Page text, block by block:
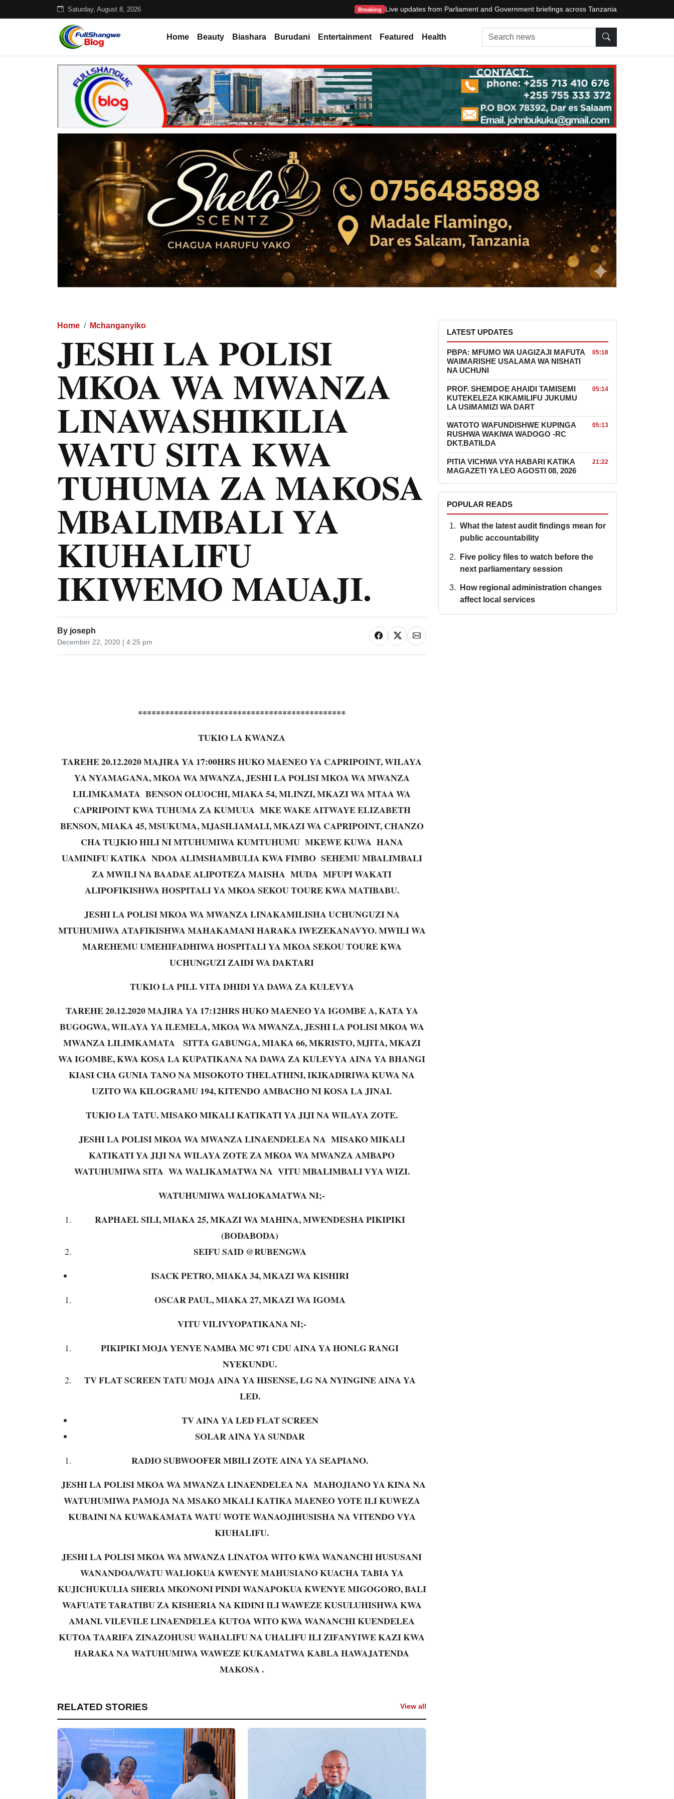
Saturday, August 8, 2026 Breaking Live updates from Parliament and Government briefings across Tanzania
Home Beauty Biashara Burudani Entertainment Featured Health Search news
Home Mchanganyiko
JESHI LA POLISI
MKOA WA MWANZA
LINAWASHIKILIA
WATU SITA KWA
TUHUMA ZA MAKOSA
MBALIMBALI YA
KIUHALIFU
IKIWEMO MAUAJI.
By joseph
December 22, 2020 | 4:25 pm
**********************************************
TUKIO LA KWANZA
TAREHE 20.12.2020 MAJIRA YA 17:00HRS HUKO MAENEO YA CAPRIPOINT, WILAYA
YA NYAMAGANA, MKOA WA MWANZA, JESHI LA POLISI MKOA WA MWANZA
LILIMKAMATA BENSON OLUOCHI, MIAKA 54, MLINZI, MKAZI WA MTAA WA
CAPRIPOINT KWA TUHUMA ZA KUMUUA MKE WAKE AITWAYE ELIZABETH
BENSON, MIAKA 45, MSUKUMA, MJASILIAMALI, MKAZI WA CAPRIPOINT, CHANZO
CHA TUJKIO HILI NI MTUHUMIWA KUMTUHUMU MKEWE KUWA HANA
UAMINIFU KATIKA NDOA ALIMSHAMBULIA KWA FIMBO SEHEMU MBALIMBALI
ZA MWILI NA BAADAE ALIPOTEZA MAISHA MUDA MFUPI WAKATI
ALIPOFIKISHWA HOSPITALI YA MKOA SEKOU TOURE KWA MATIBABU.
JESHI LA POLISI MKOA WA MWANZA LINAKAMILISHA UCHUNGUZI NA
MTUHUMIWA ATAFIKISHWA MAHAKAMANI HARAKA IWEZEKANAVYO. MWILI WA
MAREHEMU UMEHIFADHIWA HOSPITALI YA MKOA SEKOU TOURE KWA
UCHUNGUZI ZAIDI WA DAKTARI
TUKIO LA PILI. VITA DHIDI YA DAWA ZA KULEVYA
TAREHE 20.12.2020 MAJIRA YA 17:12HRS HUKO MAENEO YA IGOMBE A, KATA YA
BUGOGWA, WILAYA YA ILEMELA, MKOA WA MWANZA, JESHI LA POLISI MKOA WA
MWANZA LILIMKAMATA SITTA GABUNGA, MIAKA 66, MKRISTO, MJITA, MKAZI
WA IGOMBE, KWA KOSA LA KUPATIKANA NA DAWA ZA KULEVYA AINA YA BHANGI
KIASI CHA GUNIA TANO NA MISOKOTO THELATHINI, IKIKADIRIWA KUWA NA
UZITO WA KILOGRAMU 194, KITENDO AMBACHO NI KOSA LA JINAI.
TUKIO LA TATU. MISAKO MIKALI KATIKATI YA JIJI NA WILAYA ZOTE.
JESHI LA POLISI MKOA WA MWANZA LINAENDELEA NA MISAKO MIKALI
KATIKATI YA JIJI NA WILAYA ZOTE ZA MKOA WA MWANZA AMBAPO
WATUHUMIWA SITA WA WALIKAMATWA NA VITU MBALIMBALI VYA WIZI.
WATUHUMIWA WALIOKAMATWA NI;-
RAPHAEL SILI, MIAKA 25, MKAZI WA MAHINA, MWENDESHA PIKIPIKI
(BODABODA)
SEIFU SAID @RUBENGWA
ISACK PETRO, MIAKA 34, MKAZI WA KISHIRI
OSCAR PAUL, MIAKA 27, MKAZI WA IGOMA
VITU VILIVYOPATIKANA NI;-
PIKIPIKI MOJA YENYE NAMBA MC 971 CDU AINA YA HONLG RANGI
NYEKUNDU.
TV FLAT SCREEN TATU MOJA AINA YA HISENSE, LG NA NYINGINE AINA YA
LED.
TV AINA YA LED FLAT SCREEN
SOLAR AINA YA SUNDAR
RADIO SUBWOOFER MBILI ZOTE AINA YA SEAPIANO.
JESHI LA POLISI MKOA WA MWANZA LINAENDELEA NA MAHOJIANO YA KINA NA
WATUHUMIWA PAMOJA NA MSAKO MKALI KATIKA MAENEO YOTE ILI KUWEZA
KUBAINI NA KUWAKAMATA WATU WOTE WANAOJIHUSISHA NA VITENDO VYA
KIUHALIFU.
JESHI LA POLISI MKOA WA MWANZA LINATOA WITO KWA WANANCHI HUSUSANI
WANANDOA/WATU WALIOKUA KWENYE MAHUSIANO KUACHA TABIA YA
KUJICHUKULIA SHERIA MKONONI PINDI WANAPOKUA KWENYE MIGOGORO, BALI
WAFUATE TARATIBU ZA KISHERIA NA KIDINI ILI WAWEZE KUSULUHISHWA KWA
AMANI. VILEVILE LINAENDELEA KUTOA WITO KWA WANANCHI KUENDELEA
KUTOA TAARIFA ZINAZOHUSU WAHALIFU NA UHALIFU ILI ZIFANYIWE KAZI KWA
HARAKA NA WATUHUMIWA WAWEZE KUKAMATWA KABLA HAWAJATENDA
MAKOSA .
RELATED STORIES View all
LATEST UPDATES
PBPA: MFUMO WA UAGIZAJI MAFUTA
WAIMARISHE USALAMA WA NISHATI
NA UCHUNI
05:18
PROF. SHEMDOE AHAIDI TAMISEMI
KUTEKELEZA KIKAMILIFU JUKUMU
LA USIMAMIZI WA DART
05:14
WATOTO WAFUNDISHWE KUPINGA
RUSHWA WAKIWA WADOGO -RC
DKT.BATILDA
05:13
PITIA VICHWA VYA HABARI KATIKA
MAGAZETI YA LEO AGOSTI 08, 2026
21:22
POPULAR READS
What the latest audit findings mean for
public accountability
Five policy files to watch before the
next parliamentary session
How regional administration changes
affect local services